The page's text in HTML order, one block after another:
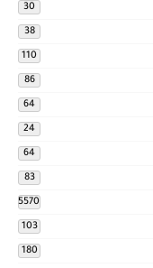
30
38
110
86
64
24
64
83
5570
103
180